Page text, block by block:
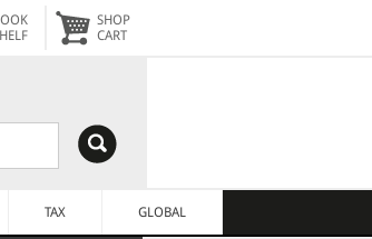
SHOP
CART
TAX GLOBAL